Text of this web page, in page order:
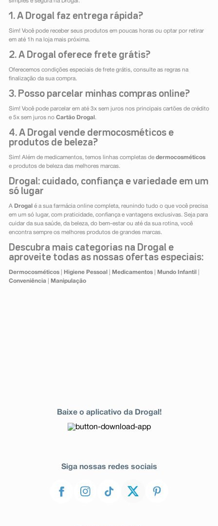
1. A Drogal faz entrega rápida?
Sim! Você pode receber seus produtos em poucas horas ou optar por retirar
em até 1h na loja mais próxima.
2. A Drogal oferece frete grátis?
Oferecemos condições especiais de frete grátis, consulte as regras na
finalização da sua compra.
3. Posso parcelar minhas compras online?
Sim! Você pode parcelar em até 3x sem juros nos principais cartões de crédito
e 5x sem juros no Cartão Drogal .
4. A Drogal vende dermocosméticos e
produtos de beleza?
Sim! Além de medicamentos, temos linhas completas de dermocosméticos
e produtos de beleza das melhores marcas.
Drogal: cuidado, confiança e variedade em um
só lugar
A Drogal é a sua farmácia online completa, reunindo tudo o que você precisa
em um só lugar, com praticidade, confiança e vantagens exclusivas. Seja para
cuidar da sua saúde, da beleza, do bem-estar ou até da sua rotina, você
encontra sempre os melhores produtos de grandes marcas.
Descubra mais categorias na Drogal e
aproveite todas as nossas ofertas especiais:
Dermocosméticos| Higiene Pessoal Medicamentos| Mundo Infantil
Conveniência| Manipulação
Baixe o aplicativo da Drogal!
Siga nossas redes sociais